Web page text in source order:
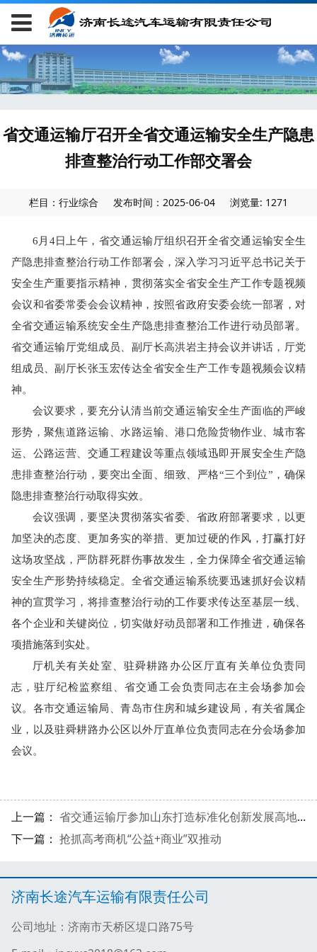
省交通运输厅召开全省交通运输安全生产隐患
排查整治行动工作部交署会
栏目：行业综合 发布时间：2025-06-04 浏览量: 1271
6月4日上午，省交通运输厅组织召开全省交通运输安全生
产隐患排查整治行动工作部署会，深入学习习近平总书记关于
安全生产重要指示精神，贯彻落实全省安全生产工作专题视频
会议和省委常委会会议精神，按照省政府安委会统一部署，对
全省交通运输系统安全生产隐患排查整治工作进行动员部署。
省交通运输厅党组成员、副厅长高洪岩主持会议并讲话，厅党
组成员、副厅长张玉宏传达全省安全生产工作专题视频会议精
神。
会议要求，要充分认清当前交通运输安全生产面临的严峻
形势，聚焦道路运输、水路运输、港口危险货物作业、城市客
运、公路运营、交通工程建设等重点领域迅即开展安全生产隐
患排查整治行动，要突出全面、细致、严格“三个到位”，确保
隐患排查整治行动取得实效。
会议强调，要坚决贯彻落实省委、省政府部署要求，以更
加坚决的态度、更加务实的举措、更加过硬的作风，打赢打好
这场攻坚战，严防群死群伤事故发生，全力保障全省交通运输
安全生产形势持续稳定。全省交通运输系统要迅速抓好会议精
神的宣贯学习，将排查整治行动的工作要求传达至基层一线、
各个企业和关键岗位，切实做好动员部署和工作推进，确保各
项措施落到实处。
厅机关有关处室、驻舜耕路办公区厅直有关单位负责同
志，驻厅纪检监察组、省交通工会负责同志在主会场参加会
议。各市交通运输局、青岛市住房和城乡建设局，有关省属企
业，以及驻舜耕路办公区以外厅直单位负责同志在分会场参加
会议。
上一篇： 省交通运输厅参加山东打造标准化创新发展高地助推经济社会高质量发展情况新闻发布会
下一篇： 抢抓高考商机“公益+商业”双推动
济南长途汽车运输有限责任公司
公司地址：济南市天桥区堤口路75号